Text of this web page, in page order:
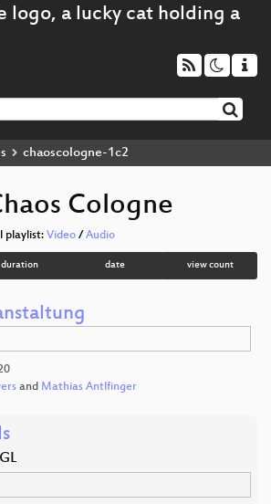
chaoscologne-1c2
Cologne
playlist: Video / Audio
duration date view count
and Mathias Antlfinger